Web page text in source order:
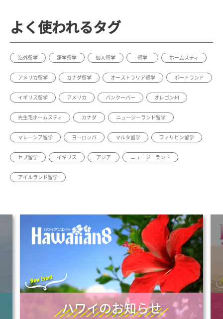
よく使われるタグ
海外留学 語学留学 個人留学 留学 ホームスティ
アメリカ留学 カナダ留学 オーストラリア留学 ポートランド
イギリス留学 アメリカ バンクーバー オレゴン州
先生宅ホームスティ カナダ ニュージーランド留学
マレーシア留学 ヨーロッパ マルタ留学 フィリピン留学
セブ留学 イギリス アジア ニュージーランド
アイルランド留学
ハワイのお知らせ